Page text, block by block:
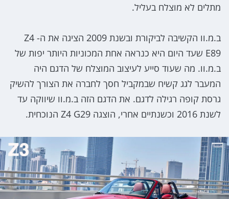
מתלים לא מוצלח בעליל.
ב.מ.וו הקשיבה לביקורת ובשנת 2009 הציגה את ה- Z4
E89 שעד היום היא כנראה אחת המכוניות היותר יפות של
ב.מ.וו. מה שעוד סייע לעיצוב המוצלח של הדגם היה
המעבר לגג קשיח שבמקביל חסך לחברה את הצורך להשיק
גרסת קופה רגילה לדגם. את הדגם הזה ב.מ.וו שיווקה עד
לשנת 2016 וכשנתיים אחרי, הוצגה Z4 G29 הנוכחית.